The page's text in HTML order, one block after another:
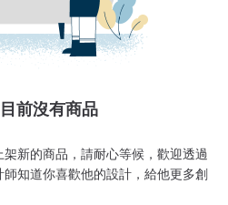
前沒有商品
新的商品，請耐心等候，歡迎透過
師知道你喜歡他的設計，給他更多創